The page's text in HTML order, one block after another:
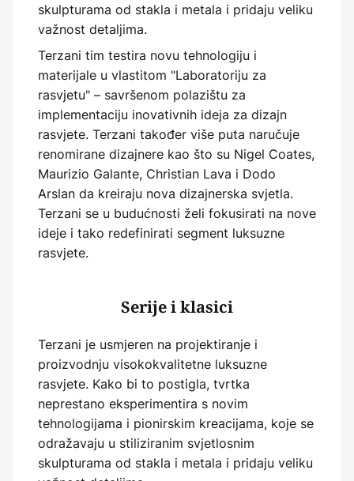
skulpturama od stakla i metala i pridaju veliku
važnost detaljima.
Terzani tim testira novu tehnologiju i
materijale u vlastitom "Laboratoriju za
rasvjetu" – savršenom polazištu za
implementaciju inovativnih ideja za dizajn
rasvjete. Terzani također više puta naručuje
renomirane dizajnere kao što su Nigel Coates,
Maurizio Galante, Christian Lava i Dodo
Arslan da kreiraju nova dizajnerska svjetla.
Terzani se u budućnosti želi fokusirati na nove
ideje i tako redefinirati segment luksuzne
rasvjete.
Serije i klasici
Terzani je usmjeren na projektiranje i
proizvodnju visokokvalitetne luksuzne
rasvjete. Kako bi to postigla, tvrtka
neprestano eksperimentira s novim
tehnologijama i pionirskim kreacijama, koje se
odražavaju u stiliziranim svjetlosnim
skulpturama od stakla i metala i pridaju veliku